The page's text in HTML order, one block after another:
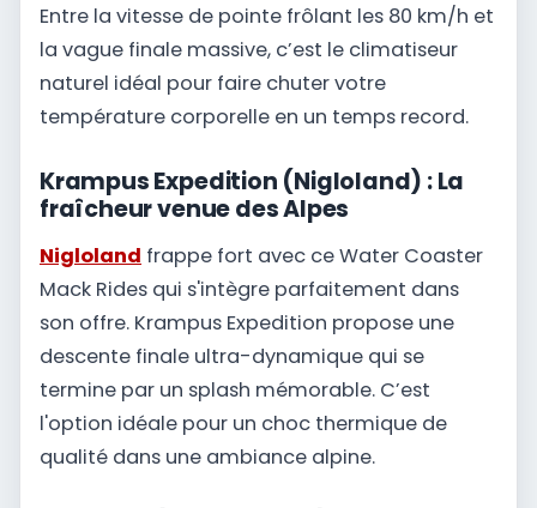
Entre la vitesse de pointe frôlant les 80 km/h et
la vague finale massive, c’est le climatiseur
naturel idéal pour faire chuter votre
température corporelle en un temps record.
Krampus Expedition (Nigloland) : La
fraîcheur venue des Alpes
Nigloland frappe fort avec ce Water Coaster
Mack Rides qui s'intègre parfaitement dans
son offre. Krampus Expedition propose une
descente finale ultra-dynamique qui se
termine par un splash mémorable. C’est
l'option idéale pour un choc thermique de
qualité dans une ambiance alpine.